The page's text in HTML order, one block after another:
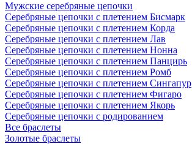
Мужские серебряные цепочки
Серебряные цепочки с плетением Бисмарк
Серебряные цепочки с плетением Корда
Серебряные цепочки с плетением Лав
Серебряные цепочки с плетением Нонна
Серебряные цепочки с плетением Панцирь
Серебряные цепочки с плетением Ромб
Серебряные цепочки с плетением Сингапур
Серебряные цепочки с плетением Фигаро
Серебряные цепочки с плетением Якорь
Серебряные цепочки с родированием
Все браслеты
Золотые браслеты